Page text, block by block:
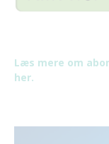
Læs mere om
her.